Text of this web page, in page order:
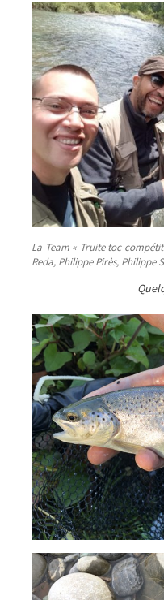
La Team « Truite toc
Reda, Philippe Pirès, Philippe